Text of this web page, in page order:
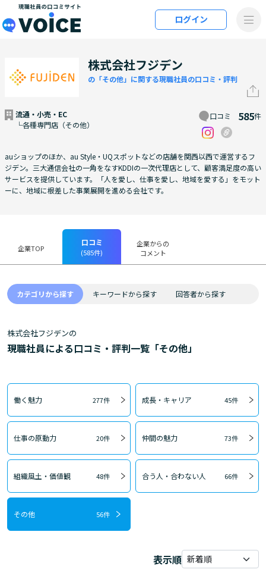
メインコンテンツにスキップ
ログイン
株式会社フジデン
の「その他」に関する現職社員の口コミ・評判
流通・小売・EC
└各種専門店（その他）
口コミ 585件
auショップのほか、au Style・UQスポットなどの店舗を関西以西で運営するフ
ジデン。三大通信会社の一角をなすKDDIの一次代理店として、顧客満足度の高い
サービスを提供しています。「人を愛し、仕事を愛し、地域を愛する」をモット
ーに、地域に根差した事業展開を進める会社です。
企業TOP
口コミ
(585件)
企業からの
コメント
カテゴリから探す キーワードから探す 回答者から探す
株式会社フジデンの
現職社員による口コミ・評判一覧「その他」
働く魅力 277件 成長・キャリア 45件
仕事の原動力 20件 仲間の魅力 73件
組織風土・価値観 48件 合う人・合わない人 66件
その他 56件
表示順